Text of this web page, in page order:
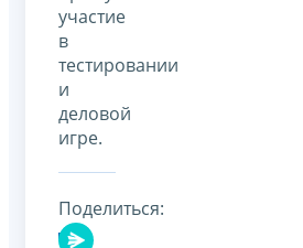
участие
в
тестировании
и
деловой
игре.
Поделиться: